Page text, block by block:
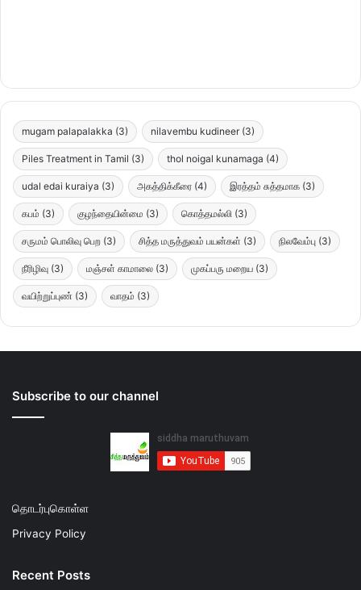
mugam palapalakka (3) nilavembu kudineer (3)
Piles Treatment in Tamil (3) thol noigal kunamaga (4)
udal edai kuraiya (3) அகத்திக்கீரை (4) இரத்தம் சுத்தமாக (3)
கபம் (3) குழந்தையின்மை (3) கொத்தமல்லி (3)
சருமம் பொலிவு பெற (3) சித்த மருத்துவம் பயன்கள் (3) நிலவேம்பு (3)
நீரிழிவு (3) மஞ்சள் காமாலை (3) முகப்பரு மறைய (3)
வயிற்றுப்புண் (3) வாதம் (3)
Subscribe to our channel
தொடர்புகொள்ள
Privacy Policy
Recent Posts